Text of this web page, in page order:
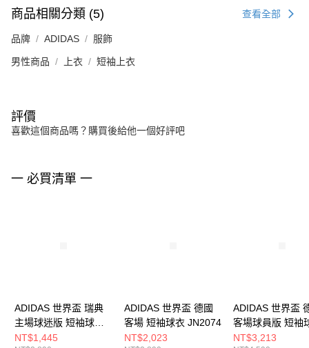
商品相關分類 (5) 查看全部
品牌 ADIDAS 服飾
男性商品 上衣 短袖上衣
評價
喜歡這個商品嗎？購買後給他一個好評吧
一 必買清單 一
ADIDAS 世界盃 瑞典
主場球迷版 短袖球衣
JM5814
NT$1,445
ADIDAS 世界盃 德國
客場 短袖球衣 JN2074
NT$2,023
ADIDAS 世界盃
客場球員版 短袖
JN2070
NT$3,213